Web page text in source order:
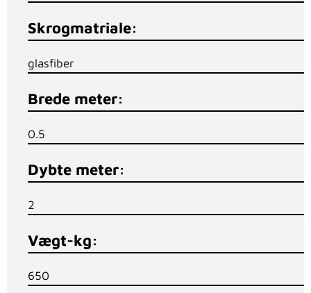
Skrogmatriale:
glasfiber
Brede meter:
0.5
Dybte meter:
2
Vægt-kg:
650